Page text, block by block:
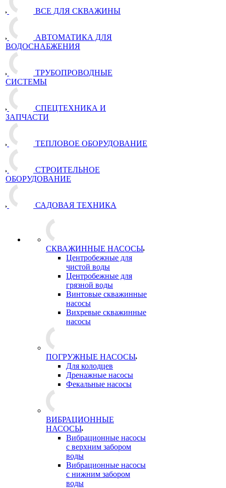
ВСЕ ДЛЯ СКВАЖИНЫ
АВТОМАТИКА ДЛЯ
ВОДОСНАБЖЕНИЯ
ТРУБОПРОВОДНЫЕ
СИСТЕМЫ
СПЕЦТЕХНИКА И
ЗАПЧАСТИ
ТЕПЛОВОЕ ОБОРУДОВАНИЕ
СТРОИТЕЛЬНОЕ
ОБОРУДОВАНИЕ
САДОВАЯ ТЕХНИКА
СКВАЖИННЫЕ НАСОСЫ
Центробежные для
чистой воды
Центробежные для
грязной воды
Винтовые скважинные
насосы
Вихревые скважинные
насосы
ПОГРУЖНЫЕ НАСОСЫ
Для колодцев
Дренажные насосы
Фекальные насосы
ВИБРАЦИОННЫЕ
НАСОСЫ
Вибрационные насосы
с верхним забором
воды
Вибрационные насосы
с нижним забором
воды